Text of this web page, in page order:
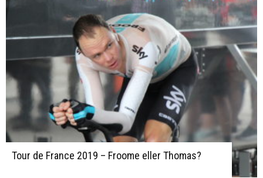
Tour de France 2019 – Froome eller Thomas?